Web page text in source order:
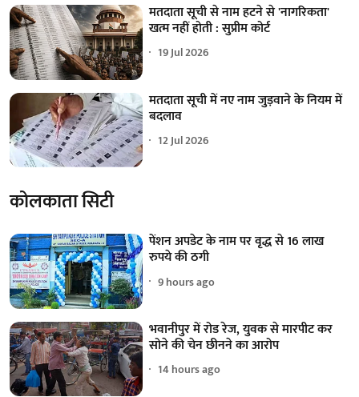
मतदाता सूची से नाम हटने से 'नागरिकता'
खत्म नहीं होती : सुप्रीम कोर्ट
19 Jul 2026
मतदाता सूची में नए नाम जुड़वाने के नियम में
बदलाव
12 Jul 2026
कोलकाता सिटी
पेंशन अपडेट के नाम पर वृद्ध से 16 लाख
रुपये की ठगी
9 hours ago
भवानीपुर में रोड रेज, युवक से मारपीट कर
सोने की चेन छीनने का आरोप
14 hours ago